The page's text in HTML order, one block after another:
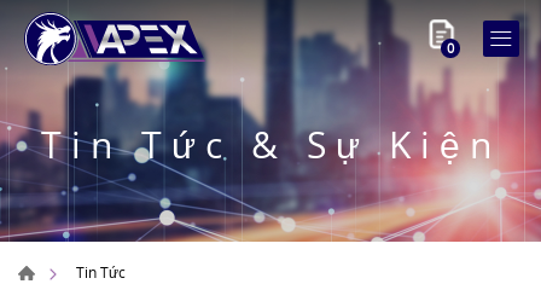
0
Tin Tức & Sự Kiện
Tin Tức